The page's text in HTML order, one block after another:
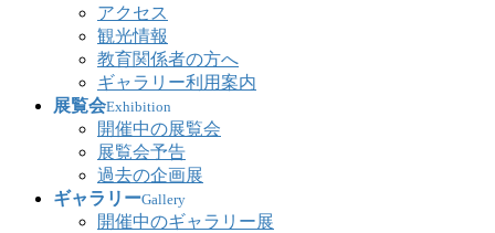
アクセス
観光情報
教育関係者の方へ
ギャラリー利用案内
展覧会Exhibition
開催中の展覧会
展覧会予告
過去の企画展
ギャラリーGallery
開催中のギャラリー展